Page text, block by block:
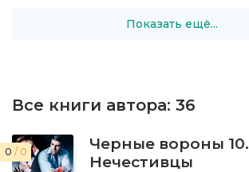
Показать ещё...
Все книги автора: 36
0 / 0
Черные вороны 10.
Нечестивцы